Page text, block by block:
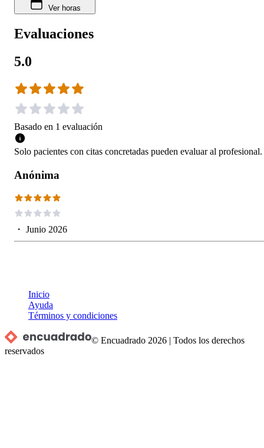
Ver horas
Evaluaciones
5.0
Basado en 1 evaluación
Solo pacientes con citas concretadas pueden evaluar al profesional.
Anónima
・ Junio 2026
Inicio
Ayuda
Términos y condiciones
© Encuadrado 2026 |Todos los derechos
reservados